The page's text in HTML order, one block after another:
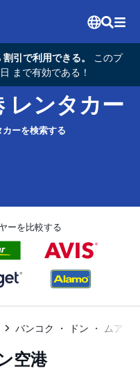
引で利用できる。
このプ
まで有効である！
レンタカー
カーを検索する
ーを比較する
バンコク ・ ドン ・ ムアン
空港